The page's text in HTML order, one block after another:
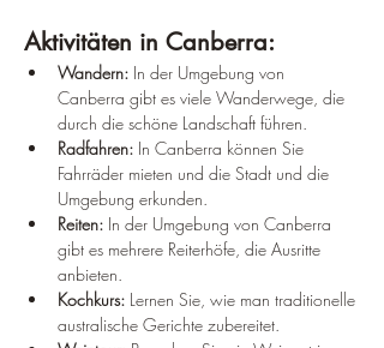
Aktivitäten in Canberra:
Wandern: In der Umgebung von
Canberra gibt es viele Wanderwege, die
durch die schöne Landschaft führen.
Radfahren: In Canberra können Sie
Fahrräder mieten und die Stadt und die
Umgebung erkunden.
Reiten: In der Umgebung von Canberra
gibt es mehrere Reiterhöfe, die Ausritte
anbieten.
Kochkurs: Lernen Sie, wie man traditionelle
australische Gerichte zubereitet.